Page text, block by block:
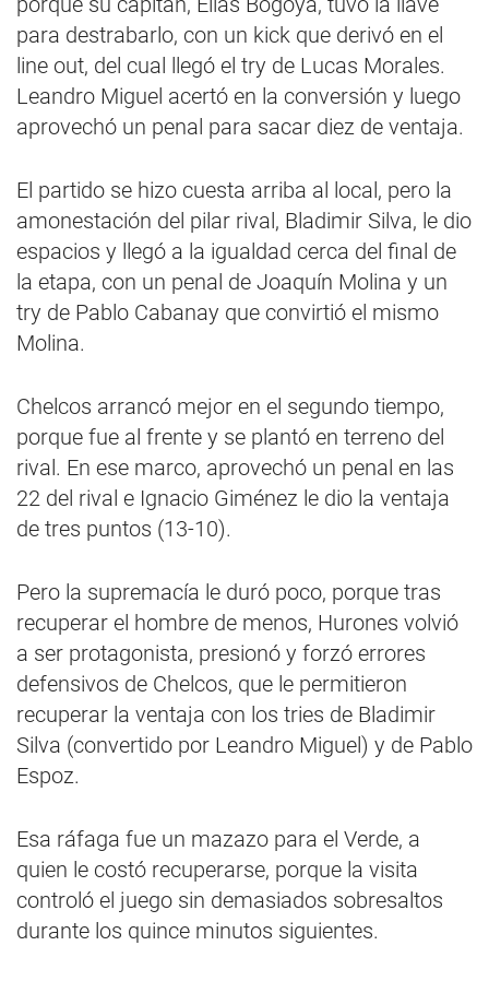
porque su capitán, Elías Bogoya, tuvo la llave
para destrabarlo, con un kick que derivó en el
line out, del cual llegó el try de Lucas Morales.
Leandro Miguel acertó en la conversión y luego
aprovechó un penal para sacar diez de ventaja.
El partido se hizo cuesta arriba al local, pero la
amonestación del pilar rival, Bladimir Silva, le dio
espacios y llegó a la igualdad cerca del final de
la etapa, con un penal de Joaquín Molina y un
try de Pablo Cabanay que convirtió el mismo
Molina.
Chelcos arrancó mejor en el segundo tiempo,
porque fue al frente y se plantó en terreno del
rival. En ese marco, aprovechó un penal en las
22 del rival e Ignacio Giménez le dio la ventaja
de tres puntos (13-10).
Pero la supremacía le duró poco, porque tras
recuperar el hombre de menos, Hurones volvió
a ser protagonista, presionó y forzó errores
defensivos de Chelcos, que le permitieron
recuperar la ventaja con los tries de Bladimir
Silva (convertido por Leandro Miguel) y de Pablo
Espoz.
Esa ráfaga fue un mazazo para el Verde, a
quien le costó recuperarse, porque la visita
controló el juego sin demasiados sobresaltos
durante los quince minutos siguientes.